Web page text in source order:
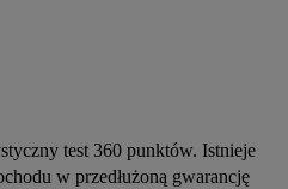
test 360 punktów. Istnieje
w przedłużoną gwarancję